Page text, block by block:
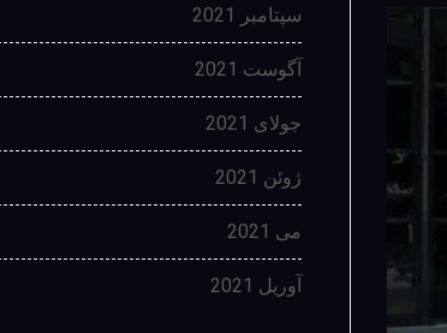
سپتامبر 2021
آگوست 2021
جولای 2021
ژوئن 2021
می 2021
آوریل 2021